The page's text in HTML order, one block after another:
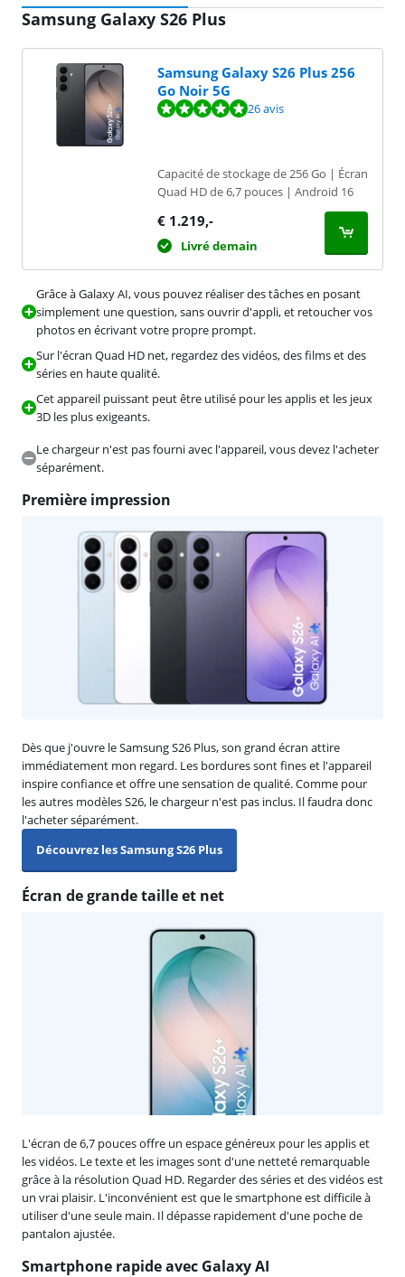
Samsung Galaxy S26 Plus
Grâce à Galaxy AI, vous pouvez réaliser des tâches en posant
simplement une question, sans ouvrir d'appli, et retoucher vos
photos en écrivant votre propre prompt.
Sur l'écran Quad HD net, regardez des vidéos, des films et des
séries en haute qualité.
Cet appareil puissant peut être utilisé pour les applis et les jeux
3D les plus exigeants.
Le chargeur n'est pas fourni avec l'appareil, vous devez l'acheter
séparément.
Samsung Galaxy S26 Plus 256
Go Noir 5G
La note est de 9,8 sur 10, basée sur 26 avis. 26 avis
Capacité de stockage de 256 Go | Écran
Quad HD de 6,7 pouces | Android 16
€ 1.219,-
Livré demain
Première impression
Dès que j'ouvre le Samsung S26 Plus, son grand écran attire
immédiatement mon regard. Les bordures sont fines et l'appareil
inspire confiance et offre une sensation de qualité. Comme pour
les autres modèles S26, le chargeur n'est pas inclus. Il faudra donc
l'acheter séparément.
Découvrez les Samsung S26 Plus
Écran de grande taille et net
L'écran de 6,7 pouces offre un espace généreux pour les applis et
les vidéos. Le texte et les images sont d'une netteté remarquable
grâce à la résolution Quad HD. Regarder des séries et des vidéos est
un vrai plaisir. L'inconvénient est que le smartphone est difficile à
utiliser d'une seule main. Il dépasse rapidement d'une poche de
pantalon ajustée.
Smartphone rapide avec Galaxy AI